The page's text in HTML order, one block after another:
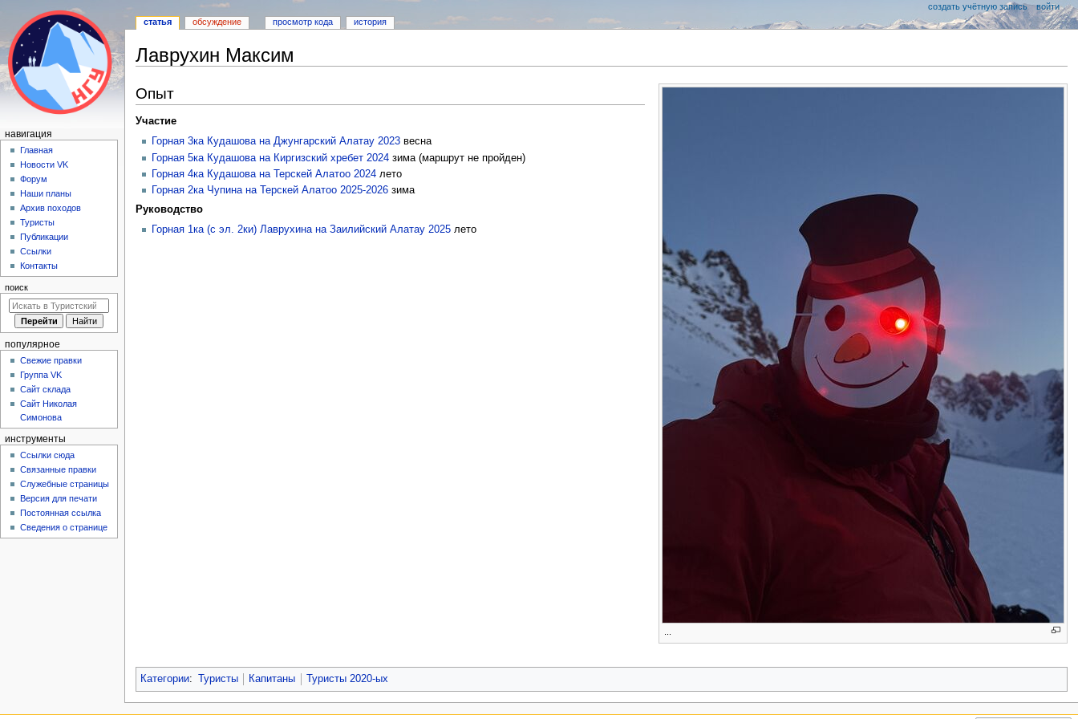
Лаврухин Максим
к
навигации
к
поиску
Опыт
Участие
Горная 3ка Кудашова на Джунгарский Алатау 2023весна
Горная 5ка Кудашова на Киргизский хребет 2024зима (маршрут не пройден)
Горная 4ка Кудашова на Терскей Алатоо 2024лето
Горная 2ка Чупина на Терскей Алатоо 2025-2026зима
Руководство
Горная 1ка (с эл. 2ки) Лаврухина на Заилийский Алатау 2025лето
Категории: Туристы Капитаны Туристы 2020-ых
Н
я
статья обсуждение просмотр кода история
создать учётную запись войти
навигация
Главная
Новости VK
Форум
Наши планы
Архив походов
Туристы
Публикации
Ссылки
Контакты
поиск
популярное
Свежие правки
Группа VK
Сайт склада
Сайт Николая
Симонова
инструменты
Ссылки сюда
Связанные правки
Служебные страницы
Версия для печати
Постоянная ссылка
Сведения о странице